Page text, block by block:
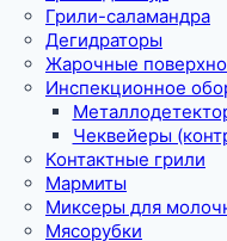
Грили-саламандра
Дегидраторы
Жарочные
Инспекционное
Чеквейеры
Контактные грили
Мармиты
Миксеры для
Мясорубки